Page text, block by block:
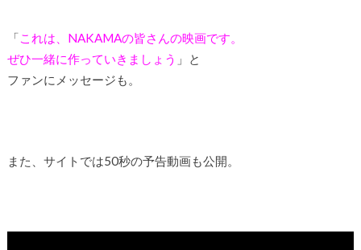
「これは、NAKAMAの皆さんの映画です。
ぜひ一緒に作っていきましょう 」と
ファンにメッセージも。
また、サイトでは50秒の予告動画も公開。